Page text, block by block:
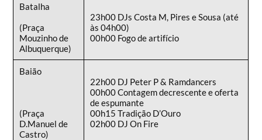
Batalha
(Praça
Mouzinho de
Albuquerque)
23h00 DJs Costa M, Pires e Sousa (até
às 04h00)
00h00 Fogo de artifício
Baião
(Praça
D.Manuel de
Castro)
22h00 DJ Peter P & Ramdancers
00h00 Contagem decrescente e oferta
de espumante
00h15 Tradição D’Ouro
02h00 DJ On Fire